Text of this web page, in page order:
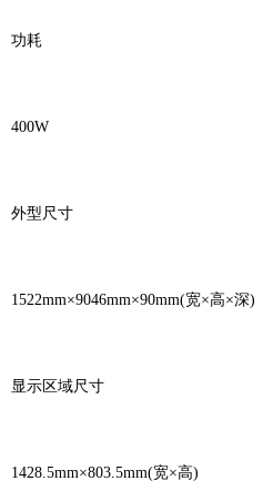
功耗
400W
外型尺寸
1522mm×9046mm×90mm(宽×高×深)
显示区域尺寸
1428.5mm×803.5mm(宽×高)